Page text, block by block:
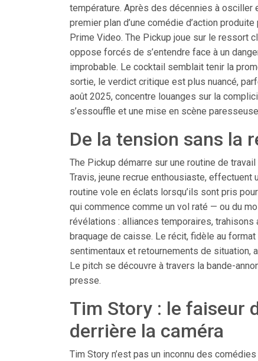
température. Après des décennies à osciller
premier plan d’une comédie d’action
Prime Video. The Pickup joue sur le ressort
oppose forcés de s’entendre face à un
improbable. Le cocktail semblait tenir la
sortie, le verdict critique est plus nuancé,
août 2025, concentre louanges sur la
s’essouffle et une mise en scène
De la tension sans la
The Pickup démarre sur une routine de
Travis, jeune recrue enthousiaste, effectuent
routine vole en éclats lorsqu’ils sont pris
qui commence comme un vol raté — ou du
révélations : alliances temporaires,
braquage de caisse. Le récit, fidèle au
sentimentaux et retournements de situation,
Le pitch se découvre à travers la bande-
presse.
Tim Story : le faiseur
derrière la caméra
Tim Story n’est pas un inconnu des